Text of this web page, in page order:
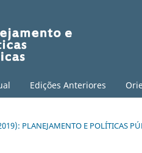
Edições Anteriores
PLANEJAMENTO E POLÍTICAS